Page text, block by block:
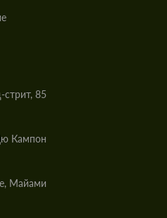
85
Кампон
Майами